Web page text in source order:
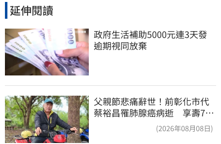
延伸閱讀
政府生活補助5000元連3天發
逾期視同放棄
父親節悲痛辭世！前彰化市代
蔡裕昌罹肺腺癌病逝 享壽71
(2026年08月08日)